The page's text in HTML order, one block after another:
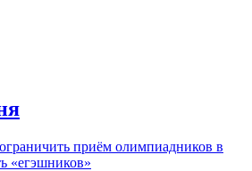
приём олимпиадников в
«егэшников»